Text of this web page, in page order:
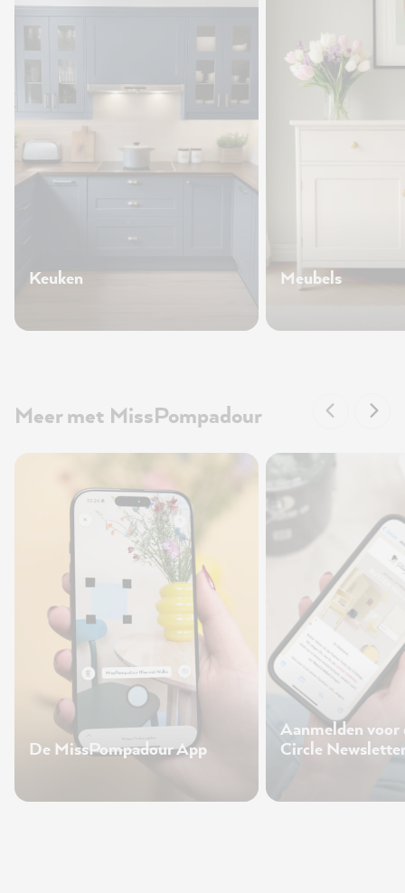
Keuken Meubels
Meer met MissPompadour
De MissPompadour App
Aanmelden voor
Circle